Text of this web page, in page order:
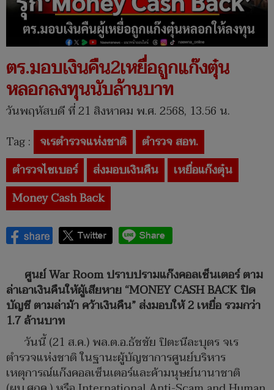
ตร.มอบเงินคืน2เหยื่อถูกแก๊งตุ๋น
หลอกลงทุนนับล้านบาท
วันพฤหัสบดี ที่ 21 สิงหาคม พ.ศ. 2568, 13.56 น.
Tag : จเรตำรวจแห่งชาติ
ตำรวจ สอท.
ตำรวจไซเบอร์
ส่งมอบเงินคืน
เหยื่อแก๊งตุ๋น
Money Cash Back
ศูนย์ War Room ปราบปรามแก๊งคอลเซ็นเตอร์ ตาม
ล่าเอาเงินคืนให้ผู้เสียหาย “MONEY CASH BACK ปิด
บัญชี ตามล่าม้า คว้าเงินคืน” ส่งมอบให้ 2 เหยื่อ รวมกว่า
1.7 ล้านบาท
วันนี้ (21 ส.ค.) พล.ต.อ.ธัชชัย ปิตะนีละบุตร จเร
ตำรวจแห่งชาติ ในฐานะผู้บัญชาการศูนย์บริหาร
เหตุการณ์แก๊งคอลเซ็นเตอร์และค้ามนุษย์นานาชาติ